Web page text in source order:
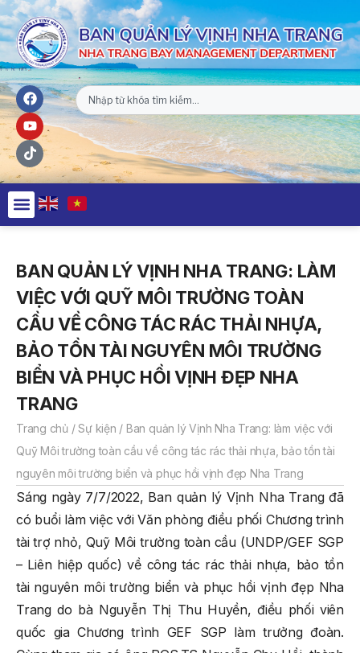
BAN QUẢN LÝ VỊNH NHA TRANG: LÀM
VIỆC VỚI QUỸ MÔI TRƯỜNG TOÀN
CẦU VỀ CÔNG TÁC RÁC THẢI NHỰA,
BẢO TỒN TÀI NGUYÊN MÔI TRƯỜNG
BIỂN VÀ PHỤC HỒI VỊNH ĐẸP NHA
TRANG
Trang chủ /Sự kiện / Ban quản lý Vịnh Nha Trang: làm việc với
Quỹ Môi trường toàn cầu về công tác rác thải nhựa, bảo tồn tài
nguyên môi trường biển và phục hồi vịnh đẹp Nha Trang
Sáng ngày 7/7/2022, Ban quản lý Vịnh Nha Trang đã
có buổi làm việc với Văn phòng điều phối Chương trình
tài trợ nhỏ, Quỹ Môi trường toàn cầu (UNDP/GEF SGP
– Liên hiệp quốc) về công tác rác thải nhựa, bảo tồn
tài nguyên môi trường biển và phục hồi vịnh đẹp Nha
Trang do bà Nguyễn Thị Thu Huyền, điều phối viên
quốc gia Chương trình GEF SGP làm trưởng đoàn.